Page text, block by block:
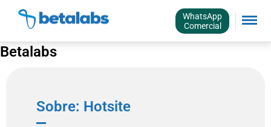
WhatsApp
Comercial
Betalabs
Sobre: Hotsite